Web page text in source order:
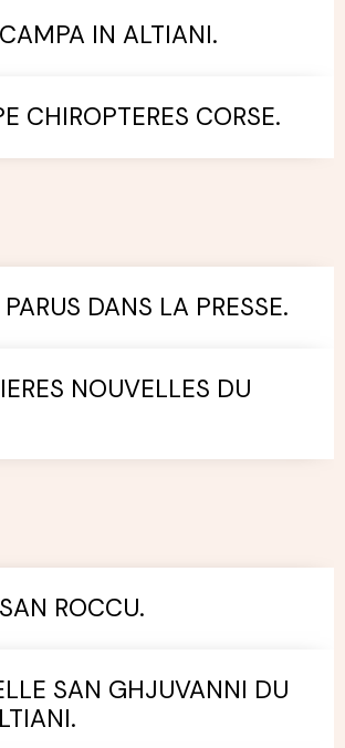
IN ALTIANI.
CHIROPTERES CORSE.
DANS LA PRESSE.
NOUVELLES DU
ROCCU.
SAN GHJUVANNI DU